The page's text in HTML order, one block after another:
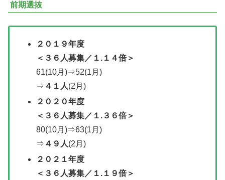
前期選抜
２０１９年度
＜３６人募集／１.１４倍＞
61(10月)⇒52(1月)
⇒ ４１人(2月)
２０２０年度
＜ ３６人募集／ １.３６倍＞
80(10月)⇒63(1月)
⇒ ４９人(2月)
２０２１年度
＜ ３６人募集／ １.１９倍＞